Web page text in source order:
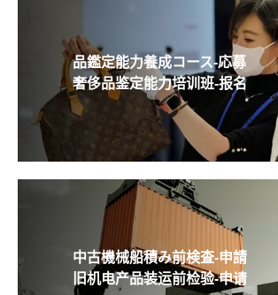
品鑑定能力養成コース-応募
奢侈品鉴定能力培训班-报名
中古機械船積み前検査-申請
旧机电产品装运前检验-申请